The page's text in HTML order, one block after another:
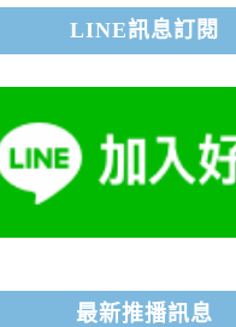
LINE訊息訂閱
最新推播訊息